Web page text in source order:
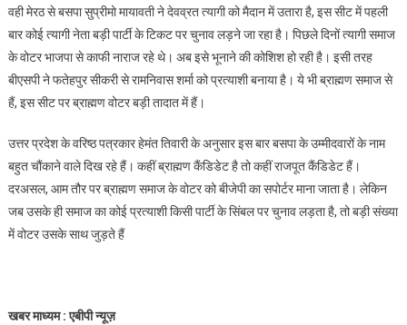
वही मेरठ से बसपा सुप्रीमो मायावती ने देवव्रत त्यागी को मैदान में उतारा है, इस सीट में पहली
बार कोई त्यागी नेता बड़ी पार्टी के टिकट पर चुनाव लड़ने जा रहा है। पिछले दिनों त्यागी समाज
के वोटर भाजपा से काफी नाराज रहे थे। अब इसे भूनाने की कोशिश हो रही है। इसी तरह
बीएसपी ने फतेहपुर सीकरी से रामनिवास शर्मा को प्रत्याशी बनाया है। ये भी ब्राह्मण समाज से
हैं, इस सीट पर ब्राह्मण वोटर बड़ी तादात में हैं।
उत्तर प्रदेश के वरिष्ठ पत्रकार हेमंत तिवारी के अनुसार इस बार बसपा के उम्मीदवारों के नाम
बहुत चौंकाने वाले दिख रहे हैं। कहीं ब्राह्मण कैंडिडेट है तो कहीं राजपूत कैंडिडेट हैं।
दरअसल, आम तौर पर ब्राह्मण समाज के वोटर को बीजेपी का सपोर्टर माना जाता है। लेकिन
जब उसके ही समाज का कोई प्रत्याशी किसी पार्टी के सिंबल पर चुनाव लड़ता है, तो बड़ी संख्या
में वोटर उसके साथ जुड़ते हैं
खबर माध्यम : एबीपी न्यूज़